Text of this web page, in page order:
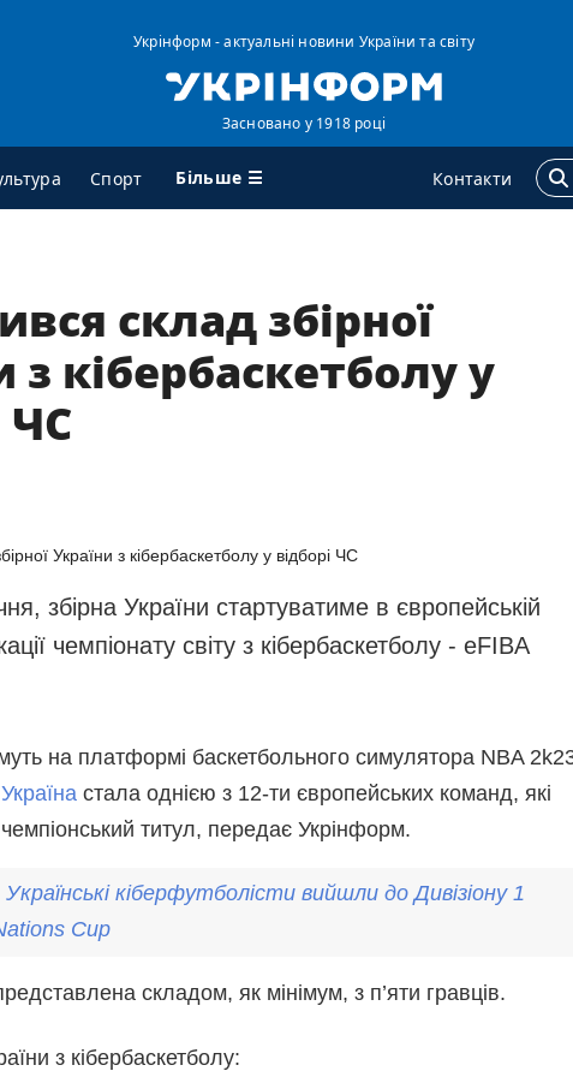
Укрінформ - актуальні новини України та світу
Засновано у 1918 році
Спорт Більше ☰ Контакти
Про нас
Контакти
Передплата
Запобігання та протидія
конфіденційності та
ЗВІТИ
РЕДАКЦІЙНИЙ КОДЕКС
Розсилки
ДОДАТКОВО
Подкасти
Публікації
Лонгріди
Новини партнерів
Релізи
склад збірної
з кібербаскетболу у
ЧС
збірна України стартуватиме в європейській
чемпіонату світу з кібербаскетболу - eFIBA
на платформі баскетбольного симулятора NBA
Україна стала однією з 12-ти європейських команд, які
титул, передає Укрінформ.
Українські кіберфутболісти вийшли до Дивізіону 1
Cup
складом, як мінімум, з п’яти гравців.
з кібербаскетболу: